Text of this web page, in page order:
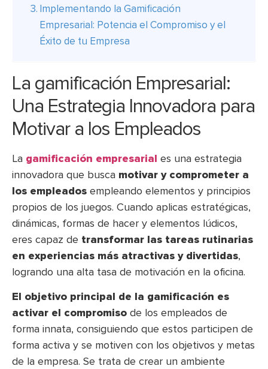
Implementando la Gamificación
Empresarial: Potencia el Compromiso y el
Éxito de tu Empresa
La gamificación Empresarial:
Una Estrategia Innovadora para
Motivar a los Empleados
La gamificación empresarial es una estrategia
innovadora que busca motivar y comprometer a
los empleados empleando elementos y principios
propios de los juegos. Cuando aplicas estratégicas,
dinámicas, formas de hacer y elementos lúdicos,
eres capaz de transformar las tareas rutinarias
en experiencias más atractivas y divertidas,
logrando una alta tasa de motivación en la oficina.
El objetivo principal de la gamificación es
activar el compromiso de los empleados de
forma innata, consiguiendo que estos participen de
forma activa y se motiven con los objetivos y metas
de la empresa. Se trata de crear un ambiente